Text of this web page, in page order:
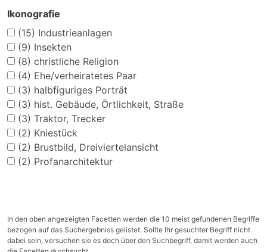
Ikonografie
(15) Industrieanlagen
(9) Insekten
(8) christliche Religion
(4) Ehe/verheiratetes Paar
(3) halbfiguriges Porträt
(3) hist. Gebäude, Örtlichkeit, Straße
(3) Traktor, Trecker
(2) Kniestück
(2) Brustbild, Dreiviertelansicht
(2) Profanarchitektur
In den oben angezeigten Facetten werden die 10 meist gefundenen Begriffe
bezogen auf das Suchergebniss gelistet. Sollte Ihr gesuchter Begriff nicht
dabei sein, versuchen sie es doch über den Suchbegriff, damit werden auch